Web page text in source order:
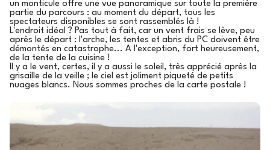
un monticule offre une vue panoramique sur toute la première
partie du parcours : au moment du départ, tous les
spectateurs disponibles se sont rassemblés là !
L'endroit idéal ? Pas tout à fait, car un vent frais se lève, peu
après le départ : l'arche, les tentes et abris du PC doivent être
démontés en catastrophe... A l'exception, fort heureusement,
de la tente de la cuisine !
Il y a le vent, certes, il y a aussi le soleil, très apprécié après la
grisaille de la veille ; le ciel est joliment piqueté de petits
nuages blancs. Nous sommes proches de la carte postale !